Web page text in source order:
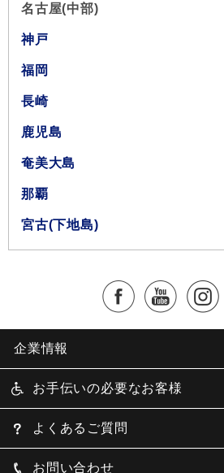
名古屋(中部)
神戸
福岡
長崎
鹿児島
奄美大島
那覇
宮古(下地島)
企業情報
お手伝いの必要なお客様
よくあるご質問
お問い合わせ